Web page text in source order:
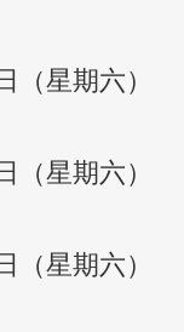
（星期六）
（星期六）
（星期六）